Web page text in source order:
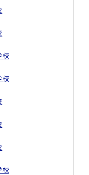
校
校
校